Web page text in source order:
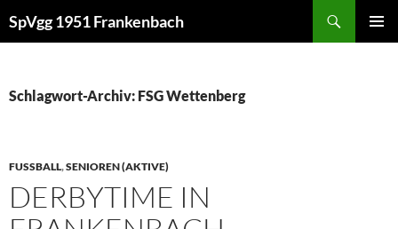
Inhalt
SpVgg 1951 Frankenbach
Schlagwort-Archiv: FSG Wettenberg
FUSSBALL ,SENIOREN (AKTIVE)
DERBYTIME IN